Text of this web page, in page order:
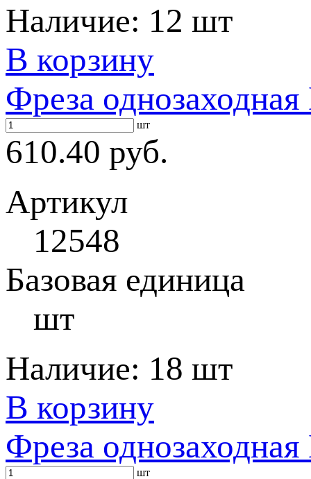
Наличие: 12 шт
В корзину
Фреза
шт
610.40 руб.
Артикул
12548
Базовая единица
шт
Наличие: 18 шт
В корзину
Фреза
шт